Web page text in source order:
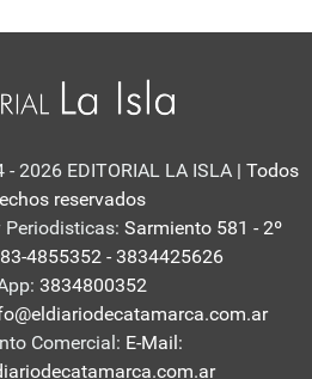
2026 EDITORIAL LA ISLA | Todos
reservados
Periodisticas: Sarmiento 581 - 2º
4855352 - 3834425626
3834800352
Comercial: E-Mail: